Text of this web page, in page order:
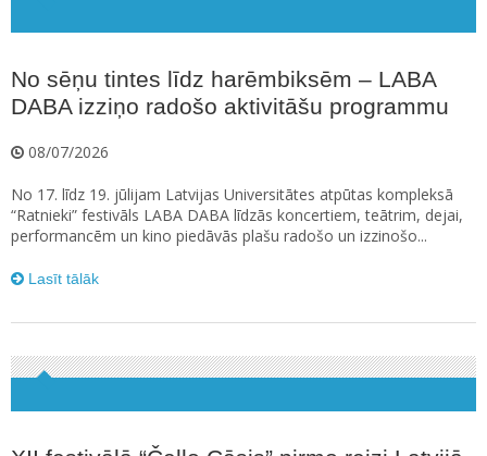
No sēņu tintes līdz harēmbiksēm – LABA
DABA izziņo radošo aktivitāšu programmu
08/07/2026
No 17. līdz 19. jūlijam Latvijas Universitātes atpūtas kompleksā
“Ratnieki” festivāls LABA DABA līdzās koncertiem, teātrim, dejai,
performancēm un kino piedāvās plašu radošo un izzinošo...
Lasīt tālāk